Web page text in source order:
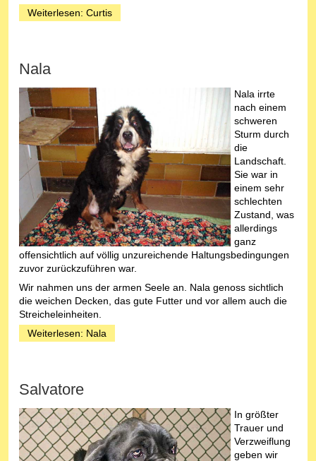
Weiterlesen: Curtis
Nala
Nala irrte
nach einem
schweren
Sturm durch
die
Landschaft.
Sie war in
einem sehr
schlechten
Zustand, was
allerdings
ganz
offensichtlich auf völlig unzureichende Haltungsbedingungen
zuvor zurückzuführen war.
Wir nahmen uns der armen Seele an. Nala genoss sichtlich
die weichen Decken, das gute Futter und vor allem auch die
Streicheleinheiten.
Weiterlesen: Nala
Salvatore
In größter
Trauer und
Verzweiflung
geben wir